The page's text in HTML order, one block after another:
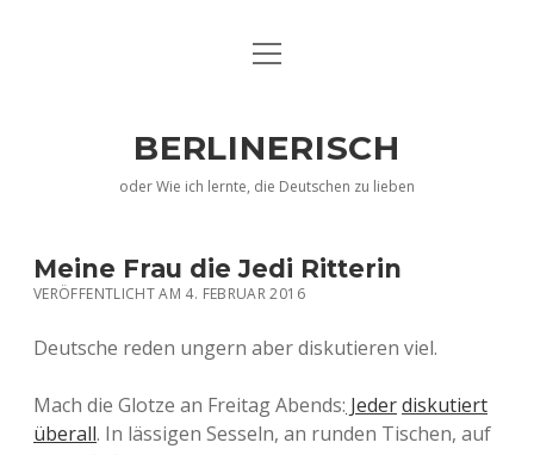
EN
Menü
BERLINERISCH
oder Wie ich lernte, die Deutschen zu lieben
Meine Frau die Jedi Ritterin
VERÖFFENTLICHT AM 4. FEBRUAR 2016
Deutsche reden ungern aber diskutieren viel.
Mach die Glotze an Freitag Abends: Jederdiskutiert
überall. In lässigen Sesseln, an runden Tischen, auf